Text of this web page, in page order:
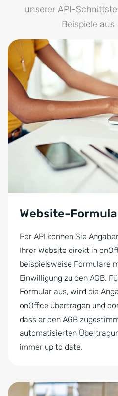
relevanten Informationen
unserer API-
Beispiele aus
Website-
Per API können Sie
Ihrer Website direkt in
beispielsweise Formulare
Einwilligung zu den AGB.
Formular aus, wird die
onOffice übertragen und
dass er den AGB
automatisierten
immer up to date.